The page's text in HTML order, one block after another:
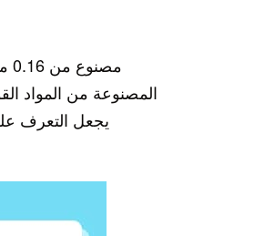
مصنوع من 0.16 ملم (16 ميكرون) ص
المصنوعة من المواد
يجعل التعرف